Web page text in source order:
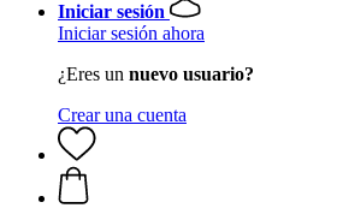
Iniciar sesión
Iniciar sesión ahora
¿Eres un nuevo usuario?
Crear una cuenta